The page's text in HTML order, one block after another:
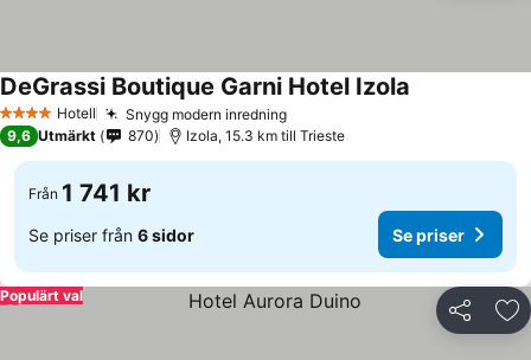
4 StjärnorHotell Snygg modern inredningSe priser
DeGrassi Boutique Garni Hotel Izola
9,6 Utmärkt 870 Izola, 15.3 km till Trieste
Från 1 741 kr
Se priser från 6 sidor Se priser
Dela
Populärt val